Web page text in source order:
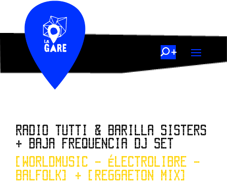
RADIO TUTTI & BARILLA SISTERS
+ BAJA FREQUENCIA DJ SET
[WORLDMUSIC - ÉLECTROLIBRE -
BALFOLK] + [REGGAETON MIX]